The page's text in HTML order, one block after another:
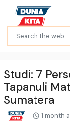
Studi: 7
Tapanuli
Sumatera
1 month